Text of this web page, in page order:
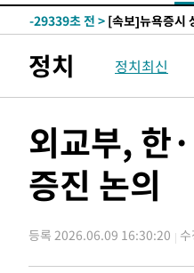
-29339초 전 > [속보]뉴욕증
정치 정치최신
외교부, 한
증진 논의
등록 2026.06.09 16:30:20